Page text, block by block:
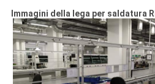
Immagini della lega per saldatura